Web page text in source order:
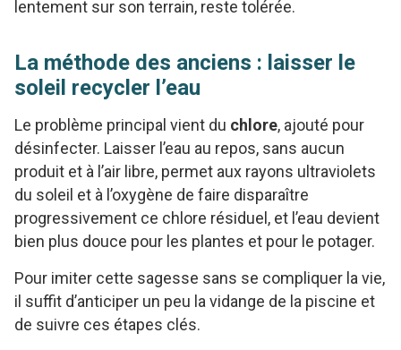
lentement sur son terrain, reste tolérée.
La méthode des anciens : laisser le
soleil recycler l’eau
Le problème principal vient du chlore, ajouté pour
désinfecter. Laisser l’eau au repos, sans aucun
produit et à l’air libre, permet aux rayons ultraviolets
du soleil et à l’oxygène de faire disparaître
progressivement ce chlore résiduel, et l’eau devient
bien plus douce pour les plantes et pour le potager.
Pour imiter cette sagesse sans se compliquer la vie,
il suffit d’anticiper un peu la vidange de la piscine et
de suivre ces étapes clés.